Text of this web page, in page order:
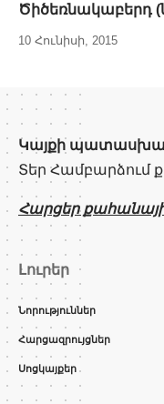
Ծիծեռնակաբերդ
10 Հունիսի, 2015
Կայքի
Տեր Համբարձում
Հարցեր
Լուրեր
Նորություններ
Հարցազրույցներ
Սոցկայքեր